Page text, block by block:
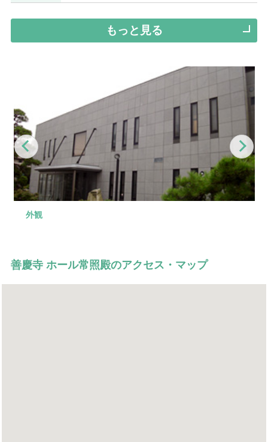
もっと見る
Previous
外観
控え室
式場
式場前
外観
善慶寺 ホール常照殿のアクセス・マップ